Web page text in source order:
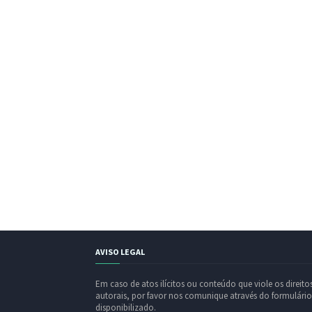
AVISO LEGAL
Em caso de atos ilícitos ou conteúdo que viole os
autorais, por favor nos comunique através do formulário
disponibilizado.